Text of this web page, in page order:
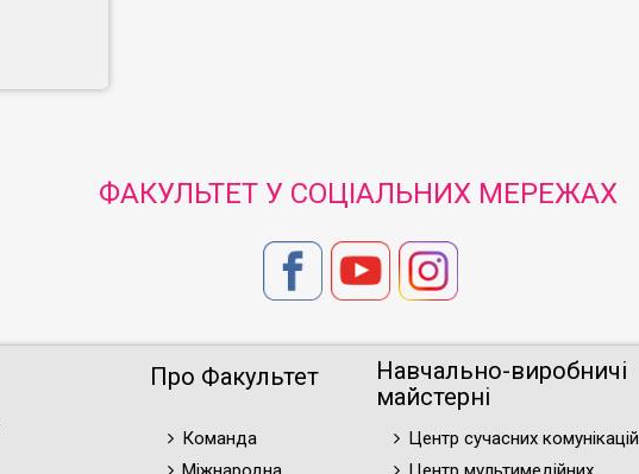
ФАКУЛЬТЕТ У СОЦІАЛЬНИХ МЕРЕЖАХ
Про Факультет
Команда
Навчально-виробничі
майстерні
Центр сучасних комунікацій